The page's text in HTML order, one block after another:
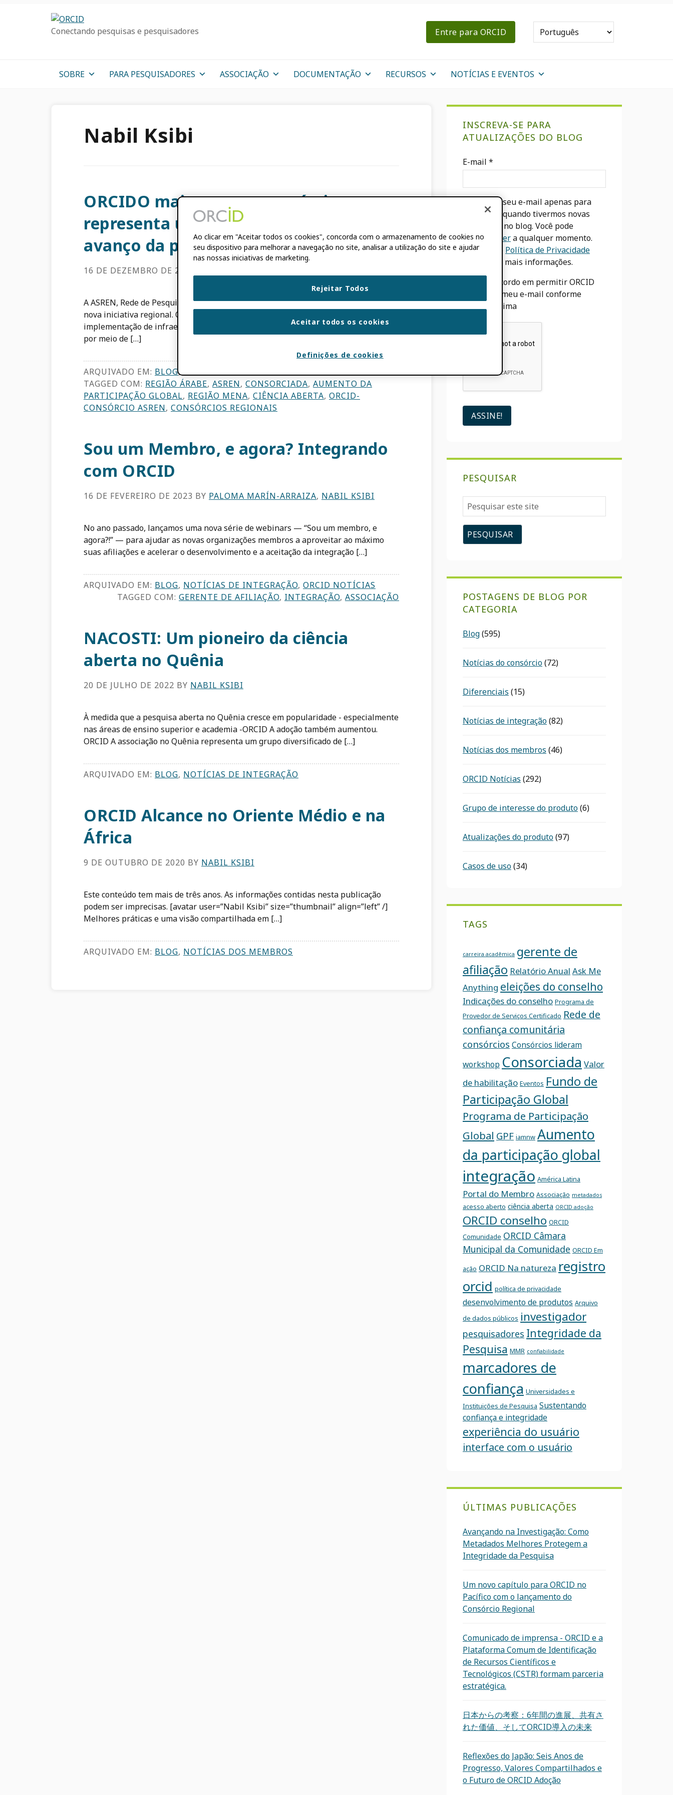
Conectando pesquisas e pesquisadores Entre para ORCID
SOBRE PARA PESQUISADORES ASSOCIAÇÃO DOCUMENTAÇÃO RECURSOS NOTÍCIAS E EVENTOS
Nabil Ksibi
ORCIDO mais recente consórcio
representa um passo crucial para o
avanço da pesquisa no mundo árabe.
16 DE DEZEMBRO DE 2025
A ASREN, Rede de Pesquisa e Educação dos Estados Árabes, está liderando uma
nova iniciativa regional. ORCID consórcio, como parte de sua dedicação à
implementação de infraestruturas sustentáveis ​​e ao aprimoramento da cooperação
por meio de […]
ARQUIVADO EM: BLOG,
TAGGED COM: REGIÃO ÁRABE, ASREN, CONSORCIADA, AUMENTO DA
PARTICIPAÇÃO GLOBAL, REGIÃO MENA, CIÊNCIA ABERTA, ORCID-
CONSÓRCIO ASREN, CONSÓRCIOS REGIONAIS
Sou um Membro, e agora? Integrando
com ORCID
16 DE FEVEREIRO DE 2023 BY PALOMA MARÍN-ARRAIZA, NABIL KSIBI
No ano passado, lançamos uma nova série de webinars — “Sou um membro, e
agora?!” — para ajudar as novas organizações membros a aproveitar ao máximo
suas afiliações e acelerar o desenvolvimento e a aceitação da integração […]
ARQUIVADO EM: BLOG, NOTÍCIAS DE INTEGRAÇÃO, ORCID NOTÍCIAS
TAGGED COM: GERENTE DE AFILIAÇÃO, INTEGRAÇÃO, ASSOCIAÇÃO
NACOSTI: Um pioneiro da ciência
aberta no Quênia
20 DE JULHO DE 2022 BY NABIL KSIBI
À medida que a pesquisa aberta no Quênia cresce em popularidade - especialmente
nas áreas de ensino superior e academia -ORCID A adoção também aumentou.
ORCID A associação no Quênia representa um grupo diversificado de […]
ARQUIVADO EM: BLOG, NOTÍCIAS DE INTEGRAÇÃO
ORCID Alcance no Oriente Médio e na
África
9 DE OUTUBRO DE 2020 BY NABIL KSIBI
Este conteúdo tem mais de três anos. As informações contidas nesta publicação
podem ser imprecisas. [avatar user=”Nabil Ksibi” size=”thumbnail” align=”left” /]
Melhores práticas e uma visão compartilhada em […]
ARQUIVADO EM: BLOG, NOTÍCIAS DOS MEMBROS
primária
INSCREVA-SE PARA
ATUALIZAÇÕES DO BLOG
E-mail *
Usaremos seu e-mail apenas para
notificá-lo quando tivermos novas
postagens no blog. Você pode
desinscrevera qualquer momento.
Veja nosso Política de Privacidade
para obter mais informações.
Eu concordo em permitir ORCID
para usar meu e-mail conforme
descrito acima
PESQUISAR
Pesquisar
este
site
POSTAGENS DE BLOG POR
CATEGORIA
Blog(595)
Notícias do consórcio(72)
Diferenciais (15)
Notícias de integração(82)
Notícias dos membros (46)
ORCID Notícias (292)
Grupo de interesse do produto(6)
Atualizações do produto(97)
Casos de uso(34)
TAGS
carreira acadêmica gerente de
afiliação Relatório Anual Ask Me
Anything eleições do conselho
Indicações do conselho Programa de
Provedor de Serviços Certificado Rede de
confiança comunitária
consórcios Consórcios lideram
workshop Consorciada Valor
de habilitação Eventos Fundo de
Participação Global
Programa de Participação
Global GPF iamnw Aumento
da participação global
integração América Latina
Portal do Membro Associação metadados
acesso aberto ciência aberta ORCID adoção
ORCID conselho ORCID
Comunidade ORCID Câmara
Municipal da Comunidade ORCID Em
ação ORCID Na natureza registro
orcid política de privacidade
desenvolvimento de produtos Arquivo
de dados públicos investigador
pesquisadores Integridade da
Pesquisa MMR confiabilidade
marcadores de
confiança Universidades e
Instituições de Pesquisa Sustentando
confiança e integridade
experiência do usuário
interface com o usuário
ÚLTIMAS PUBLICAÇÕES
Avançando na Investigação: Como
Metadados Melhores Protegem a
Integridade da Pesquisa
Um novo capítulo para ORCID no
Pacífico com o lançamento do
Consórcio Regional
Comunicado de imprensa - ORCID e a
Plataforma Comum de Identificação
de Recursos Científicos e
Tecnológicos (CSTR) formam parceria
estratégica.
日本からの考察：6年間の進展、共有さ
れた価値、そしてORCID導入の未来
Reflexões do Japão: Seis Anos de
Progresso, Valores Compartilhados e
o Futuro de ORCID Adoção
Ao clicar em "Aceitar todos os cookies", concorda com o armazenamento de cookies no
seu dispositivo para melhorar a navegação no site, analisar a utilização do site e ajudar
nas nossas iniciativas de marketing.
Rejeitar Todos
Aceitar todos os cookies
Definições de cookies